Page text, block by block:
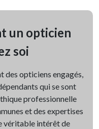
un opticien
soi
des opticiens engagés,
qui se sont
professionnelle
et des expertises
véritable intérêt de